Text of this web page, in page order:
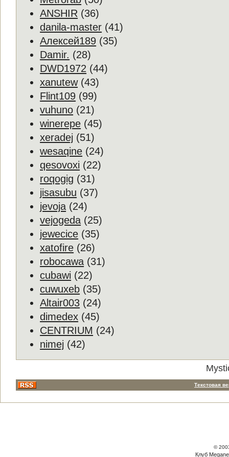
ANSHIR (36)
danila-master (41)
Алексей189 (35)
Damir. (28)
DWD1972 (44)
xanutew(43)
Flint109 (99)
vuhuno (21)
winerepe (45)
xeradej (51)
wesaqine (24)
qesovoxi (22)
roqogig (31)
jisasubu (37)
jevoja (24)
vejogeda (25)
jewecice (35)
xatofire (26)
robocawa (31)
cubawi (22)
cuwuxeb (35)
Altair003 (24)
dimedex (45)
CENTRIUM (24)
nimej (42)
Текстовая
©
Клуб